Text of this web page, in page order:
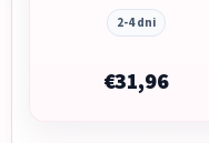
2-4 dni
€31,96